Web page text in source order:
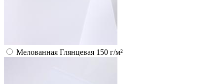
Мелованная Глянцевая 150 г/м²